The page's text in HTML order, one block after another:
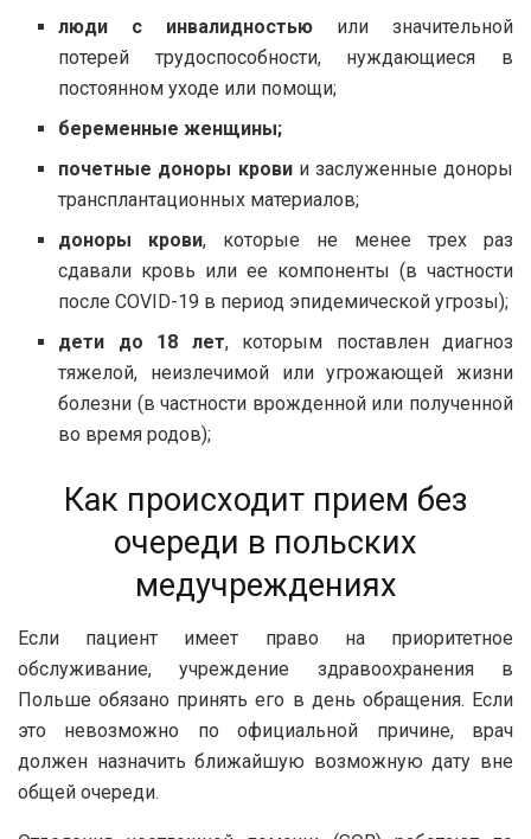
люди с инвалидностью или значительной
потерей трудоспособности, нуждающиеся в
постоянном уходе или помощи;
беременные женщины;
почетные доноры кровии заслуженные доноры
трансплантационных материалов;
доноры крови, которые не менее трех раз
сдавали кровь или ее компоненты (в частности
после COVID-19 в период эпидемической угрозы);
дети до 18 лет, которым поставлен диагноз
тяжелой, неизлечимой или угрожающей жизни
болезни (в частности врожденной или полученной
во время родов);
Как происходит прием без
очереди в польских
медучреждениях
Если пациент имеет право на приоритетное
обслуживание, учреждение здравоохранения в
Польше обязано принять его в день обращения. Если
это невозможно по официальной причине, врач
должен назначить ближайшую возможную дату вне
общей очереди.